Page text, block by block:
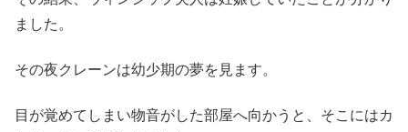
ました。
その夜クレーンは幼少期の夢を見ます。
目が覚めてしまい物音がした部屋へ向かうと、そこにはカ